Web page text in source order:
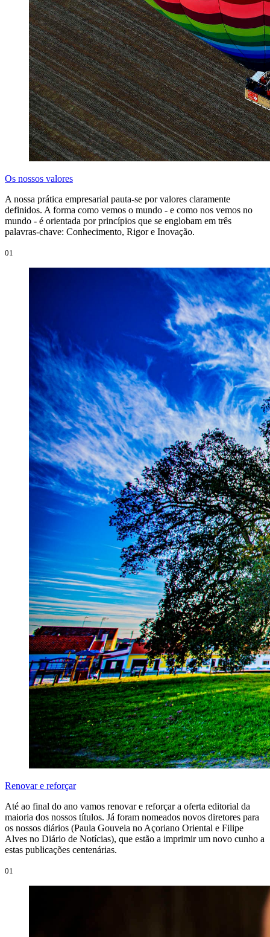
Os nossos valores
A nossa prática empresarial pauta-se por valores claramente
definidos. A forma como vemos o mundo - e como nos vemos no
mundo - é orientada por princípios que se englobam em três
palavras-chave: Conhecimento, Rigor e Inovação.
01
Renovar e reforçar
Até ao final do ano vamos renovar e reforçar a oferta editorial da
maioria dos nossos títulos. Já foram nomeados novos diretores para
os nossos diários (Paula Gouveia no Açoriano Oriental e Filipe
Alves no Diário de Notícias), que estão a imprimir um novo cunho a
estas publicações centenárias.
01